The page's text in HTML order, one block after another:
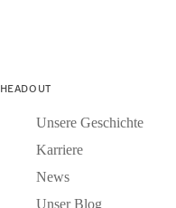
HEADOUT
Unsere Geschichte
Karriere
News
Unser Blog